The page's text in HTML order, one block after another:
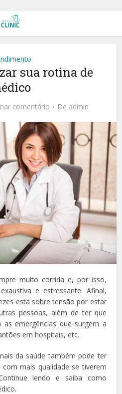
sua rotina de
comentário De admin
muito corrida e, por isso,
e estressante. Afinal,
está sobre tensão por estar
pessoas, além de ter que
emergências que surgem a
em hospitais, etc.
da saúde também pode ter
mais qualidade se tiverem
lendo e saiba como